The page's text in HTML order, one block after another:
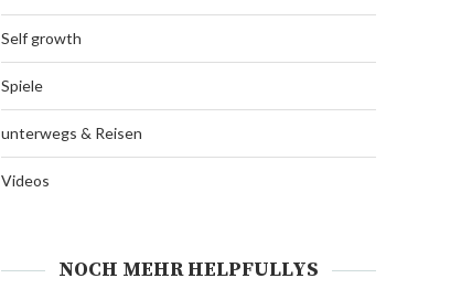
Self growth
Spiele
unterwegs & Reisen
Videos
NOCH MEHR HELPFULLYS